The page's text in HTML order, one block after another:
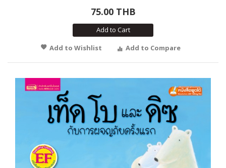
75.00 THB
Add to Cart
Add to Wishlist
Add to Compare